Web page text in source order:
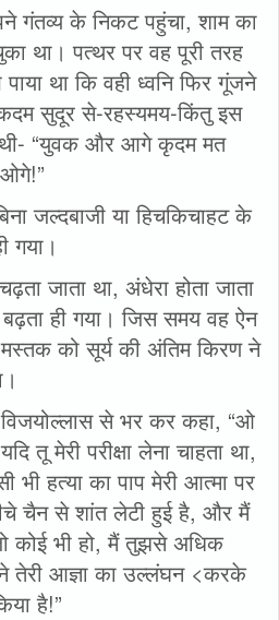
गंतव्य के निकट पहुंचा, शाम का
था। पत्थर पर वह पूरी तरह
था कि वही ध्वनि फिर गूंजने
सुदूर से-रहस्यमय-किंतु इस
थी- “युवक और आगे कृदम मत
जल्दबाजी या हिचकिचाहट के
गया।
जाता था, अंधेरा होता जाता
ही गया। जिस समय वह ऐन
को सूर्य की अंतिम किरण ने
से भर कर कहा, “ओ
तू मेरी परीक्षा लेना चाहता था,
भी हत्या का पाप मेरी आत्मा पर
चैन से शांत लेटी हुई है, और मैं
कोई भी हो, मैं तुझसे अधिक
तेरी आज्ञा का उल्लंघन <करके
है!”